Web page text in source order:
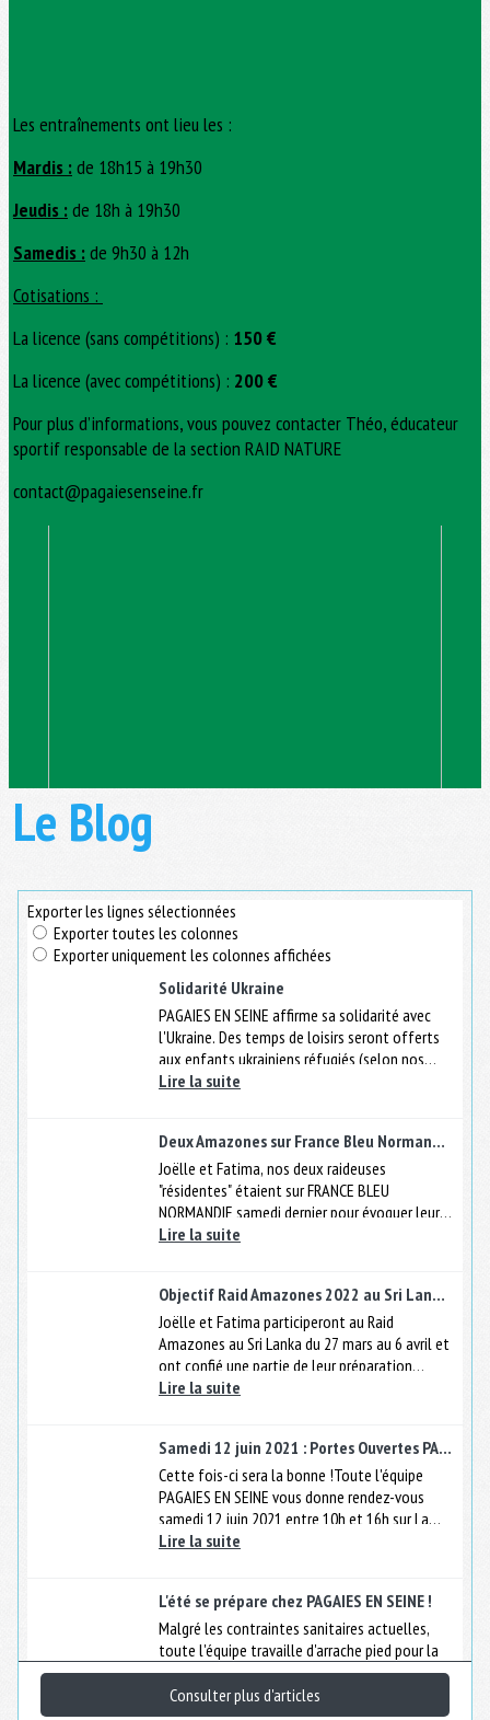
Les entraînements ont lieu les :
Mardis :de 18h15 à 19h30
Jeudis :de 18h à 19h30
Samedis :de 9h30 à 12h
Cotisations :
La licence (sans compétitions) : 150 €
La licence (avec compétitions) : 200 €
Pour plus d’informations, vous pouvez contacter Théo, éducateur
sportif responsable de la section RAID NATURE
contact@pagaiesenseine.fr
Le Blog